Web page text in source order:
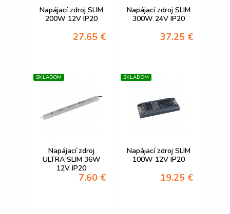
Napájací zdroj SLIM
200W 12V IP20
27.65 €
Napájací zdroj SLIM
300W 24V IP20
37.25 €
Napájací zdroj
ULTRA SLIM 36W
12V IP20
7.60 €
SKLADOM
Napájací zdroj SLIM
100W 12V IP20
19.25 €
SKLADOM